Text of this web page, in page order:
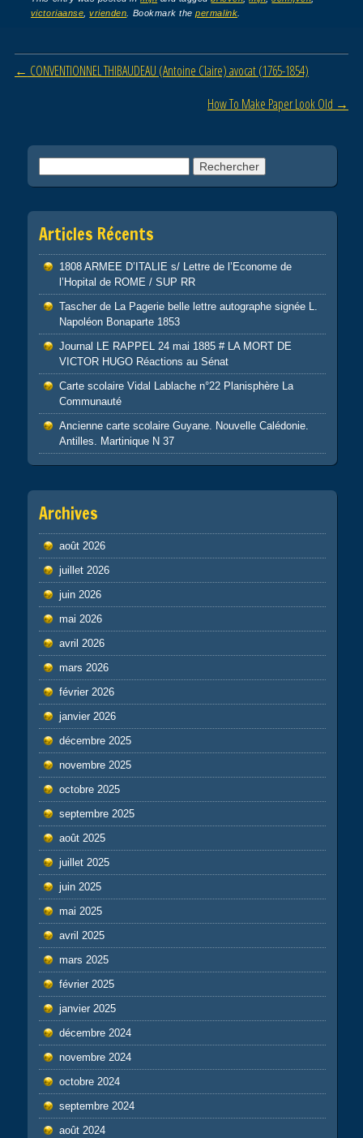
e
b
o
er
g
er
victoriaanse ,vrienden . Bookmark thepermalink
Post navigation
← CONVENTIONNEL THIBAUDEAU (Antoine Claire) avocat (1765-1854)
How To Make Paper Look Old →
Articles Récents
1808 ARMEE D’ITALIE s/ Lettre de l’Econome de
l’Hopital de ROME / SUP RR
Tascher de La Pagerie belle lettre autographe signée L.
Napoléon Bonaparte 1853
Journal LE RAPPEL 24 mai 1885 # LA MORT DE
VICTOR HUGO Réactions au Sénat
Carte scolaire Vidal Lablache n°22 Planisphère La
Communauté
Ancienne carte scolaire Guyane. Nouvelle Calédonie.
Antilles. Martinique N 37
Archives
août 2026
juillet 2026
juin 2026
mai 2026
avril 2026
mars 2026
février 2026
janvier 2026
décembre 2025
novembre 2025
octobre 2025
septembre 2025
août 2025
juillet 2025
juin 2025
mai 2025
avril 2025
mars 2025
février 2025
janvier 2025
décembre 2024
novembre 2024
octobre 2024
septembre 2024
août 2024